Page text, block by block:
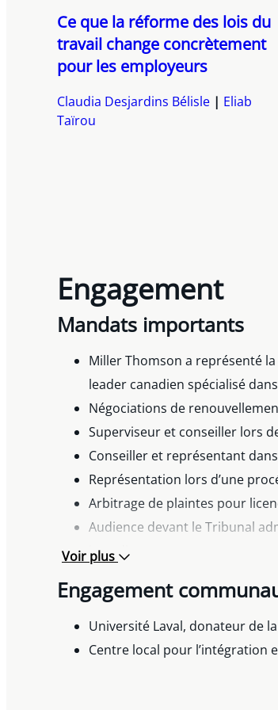
Ce que la réforme des lois du
travail change concrètement
pour les employeurs
Claudia Desjardins Bélisle
Eliab
Taïrou
Engagement
Mandats importants
Miller Thomson a représenté
leader canadien spécialisé
Négociations de
Superviseur et conseiller lors
Conseiller et représentant
Représentation lors d’une
Arbitrage de plaintes pour
Audience devant le Tribunal
interdites.
Enquêteur externe pour des
Clauses restrictives –
sollicitation.
Voir plus
Engagement
Université Laval, donateur de
Centre local pour l’intégration